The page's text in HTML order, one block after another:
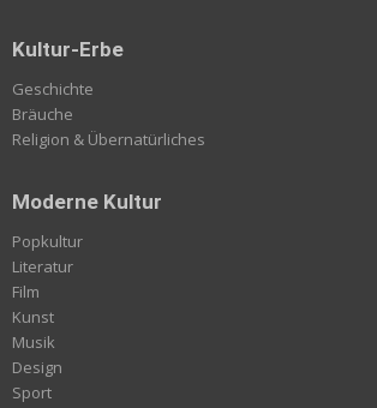
Kultur-Erbe
Geschichte
Bräuche
Religion & Übernatürliches
Moderne Kultur
Popkultur
Literatur
Film
Kunst
Musik
Design
Sport